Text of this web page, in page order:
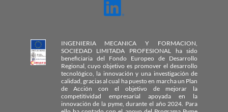
INGENIERIA MECANICA Y FORMACION,
SOCIEDAD LIMITADA PROFESIONAL ha sido
beneficiaria del Fondo Europeo de Desarrollo
Regional, cuyo objetivo es promover el desarrollo
tecnológico, la innovación y una investigación de
calidad, gracias al cual ha puesto en marcha un Plan
de Acción con el objetivo de mejorar la
competitividad empresarial apoyada en la
innovación de la pyme, durante el año 2024. Para